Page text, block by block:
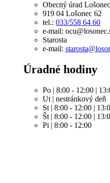
Obecný úrad Lošonec
919 04 Lošonec 62
tel.: 033/558 64 60
e-mail:
Starosta
e-mail:
Úradné hodiny
Po | 8:00 - 12:00 |
Ut | nestránkový deň
St | 8:00 - 12:00 |
Št | 8:00 - 12:00 |
Pi | 8:00 - 12:00